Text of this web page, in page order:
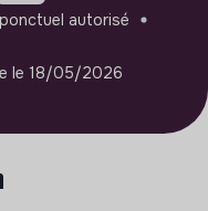
autorisé
le 18/05/2026